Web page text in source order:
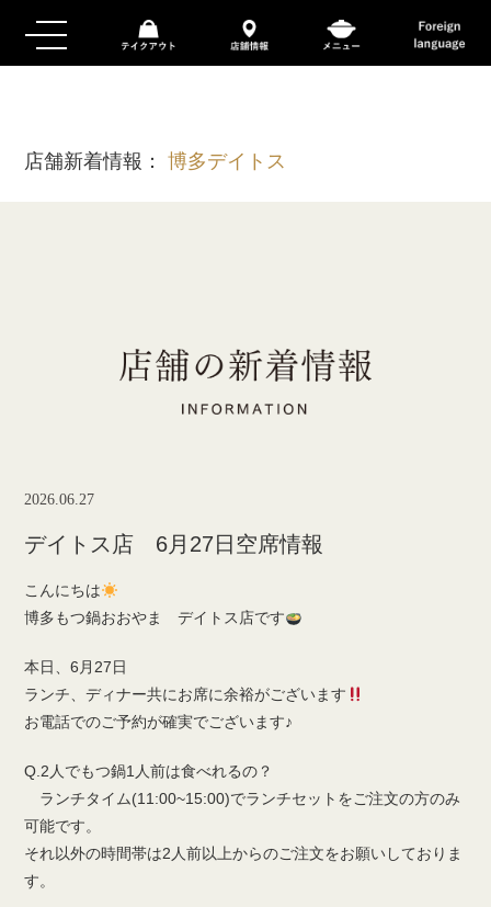
店舗新着情報：博多デイトス
2026.06.27
デイトス店 6月27日空席情報
こんにちは
博多もつ鍋おおやま デイトス店です
本日、6月27日
ランチ、ディナー共にお席に余裕がございます
お電話でのご予約が確実でございます♪
Q.2人でもつ鍋1人前は食べれるの？
ランチタイム(11:00~15:00)でランチセットをご注文の方のみ
可能です。
それ以外の時間帯は2人前以上からのご注文をお願いしておりま
す。